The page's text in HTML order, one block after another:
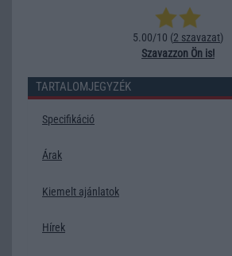
5.00/10 (2 szavazat)
Szavazzon Ön is!
TARTALOMJEGYZÉK
Specifikáció
Árak
Kiemelt ajánlatok
Hírek